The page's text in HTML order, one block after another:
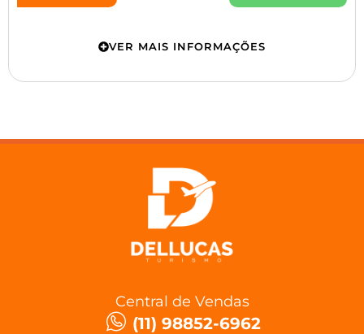
VER MAIS INFORMAÇÕES
Central de Vendas
(11) 98852-6962